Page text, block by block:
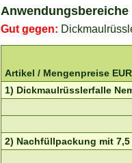
Anwendungsbereiche
Gut gegen:
Artikel / Mengenpreise EUR
1) Dickmaulrüsslerfalle
2) Nachfüllpackung mit